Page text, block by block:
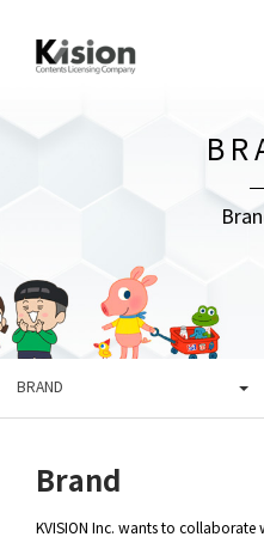
BRAND
Brand
KVISION Inc. wants to collaborate